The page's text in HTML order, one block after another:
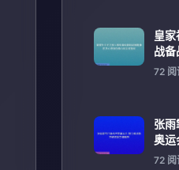
皇家
战备
胜决
72 阅
张雨
奥运
破成
72 阅